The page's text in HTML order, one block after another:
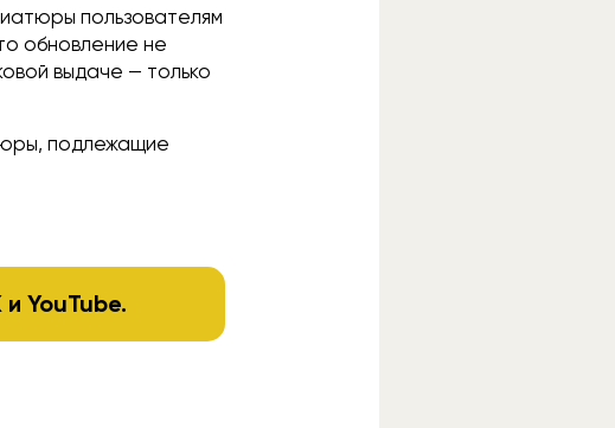
пользователям
обновление не
выдаче — только
подлежащие
иYouTube.